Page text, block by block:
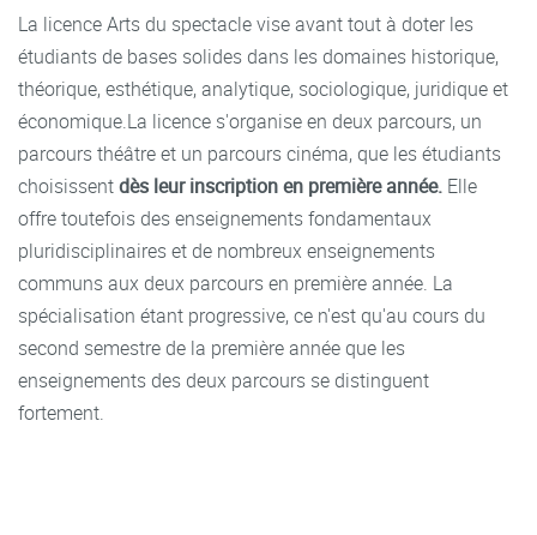
La licence Arts du spectacle vise avant tout à doter les
étudiants de bases solides dans les domaines historique,
théorique, esthétique, analytique, sociologique, juridique et
économique.La licence s'organise en deux parcours, un
parcours théâtre et un parcours cinéma, que les étudiants
choisissentdès leur inscription en première année. Elle
offre toutefois des enseignements fondamentaux
pluridisciplinaires et de nombreux enseignements
communs aux deux parcours en première année. La
spécialisation étant progressive, ce n'est qu'au cours du
second semestre de la première année que les
enseignements des deux parcours se distinguent
fortement.